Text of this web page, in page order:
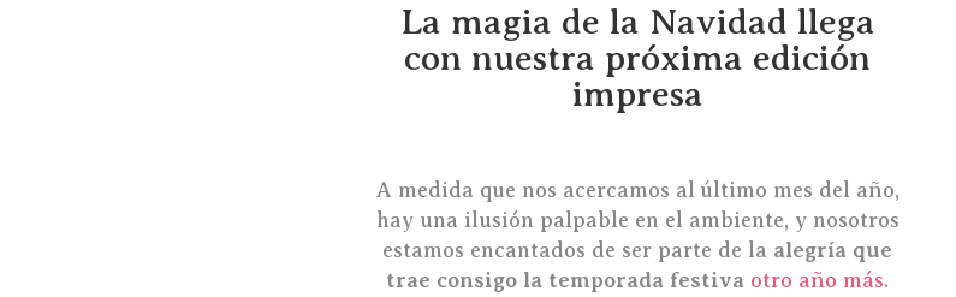
La magia de la Navidad llega
con nuestra próxima edición
impresa
A medida que nos acercamos al último mes del año,
hay una ilusión palpable en el ambiente, y nosotros
estamos encantados de ser parte de la alegría que
trae consigo la temporada festiva otro año más.